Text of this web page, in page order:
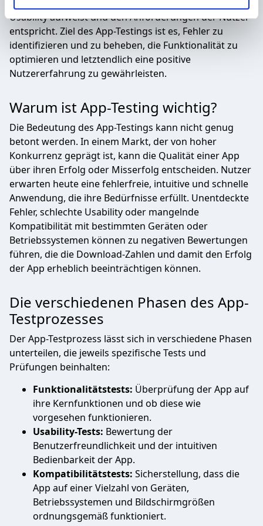
Partner führen diese Informationen möglicherweise mit
weiteren Daten zusammen, die Sie ihnen bereitgestellt
haben oder die sie im Rahmen Ihrer Nutzung der Dienste
gesammelt haben.
Usability aufweist und den Anforderungen der Nutzer
entspricht. Ziel des App-Testings ist es, Fehler zu
identifizieren und zu beheben, die Funktionalität zu
optimieren und letztendlich eine positive
Nutzererfahrung zu gewährleisten.
Warum ist App-Testing wichtig?
Die Bedeutung des App-Testings kann nicht genug
betont werden. In einem Markt, der von hoher
Konkurrenz geprägt ist, kann die Qualität einer App
über ihren Erfolg oder Misserfolg entscheiden. Nutzer
erwarten heute eine fehlerfreie, intuitive und schnelle
Anwendung, die ihre Bedürfnisse erfüllt. Unentdeckte
Fehler, schlechte Usability oder mangelnde
Kompatibilität mit bestimmten Geräten oder
Betriebssystemen können zu negativen Bewertungen
führen, die die Download-Zahlen und damit den Erfolg
der App erheblich beeinträchtigen können.
Die verschiedenen Phasen des App-
Testprozesses
Der App-Testprozess lässt sich in verschiedene Phasen
unterteilen, die jeweils spezifische Tests und
Prüfungen beinhalten:
Funktionalitätstests: Überprüfung der App auf
ihre Kernfunktionen und ob diese wie
vorgesehen funktionieren.
Usability-Tests: Bewertung der
Benutzerfreundlichkeit und der intuitiven
Bedienbarkeit der App.
Kompatibilitätstests: Sicherstellung, dass die
App auf einer Vielzahl von Geräten,
Betriebssystemen und Bildschirmgrößen
ordnungsgemäß funktioniert.